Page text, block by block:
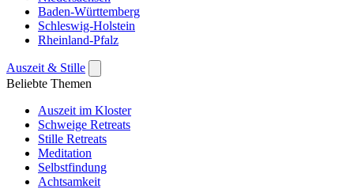
Baden-Württemberg
Schleswig-Holstein
Rheinland-Pfalz
Auszeit & Stille
Beliebte Themen
Auszeit im Kloster
Schweige Retreats
Stille Retreats
Meditation
Selbstfindung
Achtsamkeit